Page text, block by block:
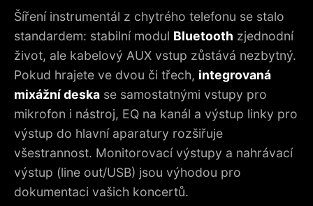
Šíření instrumentál z chytrého telefonu se stalo
standardem: stabilní modul Bluetooth zjednodní
život, ale kabelový AUX vstup zůstává nezbytný.
Pokud hrajete ve dvou či třech, integrovaná
mixážní deska se samostatnými vstupy pro
mikrofon i nástroj, EQ na kanál a výstup linky pro
výstup do hlavní aparatury rozšiřuje
všestrannost. Monitorovací výstupy a nahrávací
výstup (line out/USB) jsou výhodou pro
dokumentaci vašich koncertů.